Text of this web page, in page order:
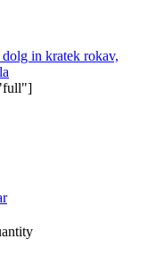
in kratek rokav,